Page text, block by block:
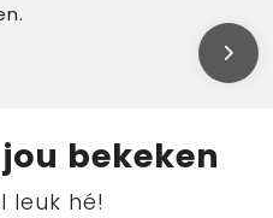
bekeken
leuk hé!